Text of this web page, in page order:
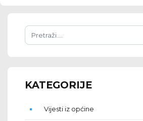
KATEGORIJE
Vijesti iz općine